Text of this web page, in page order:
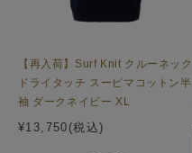
【再入荷】Surf Knit クルーネック
ドライタッチ スーピマコットン半
袖 ダークネイビー XL
¥13,750(税込)